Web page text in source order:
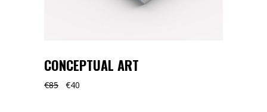
CONCEPTUAL ART
€85 €40